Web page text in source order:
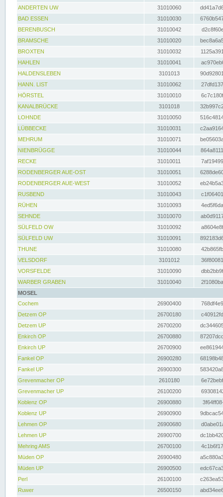
ANDERTEN UW
31010060
BAD ESSEN
31010030
BERENBUSCH
31010042
BRAMSCHE
31010020
BROXTEN
31010032
HAHLEN
31010041
HALDENSLEBEN
3101013
HANN. LIST
31010062
HÖRSTEL
31010010
KANALBRÜCKE
3101018
LOHNDE
31010050
LÜBBECKE
31010031
MEHRUM
31010071
NIENBRÜGGE
31010044
RECKE
31010011
RODENBERGER AUE-OST
31010051
RODENBERGER AUE-WEST
31010052
RUSBEND
31010043
RÜHEN
31010093
SEHNDE
31010070
SÜLFELD OW
31010092
SÜLFELD UW
31010091
THUNE
31010080
VELSDORF
3101012
VORSFELDE
31010090
WARBER GRABEN
31010040
MOSEL
Cochem
26900400
Detzem OP
26700180
Detzem UP
26700200
Enkirch OP
26700880
Enkirch UP
26700900
Fankel OP
26900280
Fankel UP
26900300
Grevenmacher OP
2610180
Grevenmacher UP
26100200
Koblenz OP
26900880
Koblenz UP
26900900
Lehmen OP
26900680
Lehmen UP
26900700
Mehring AMS
26700100
Müden OP
26900480
Müden UP
26900500
Perl
26100100
Ruwer
26500150